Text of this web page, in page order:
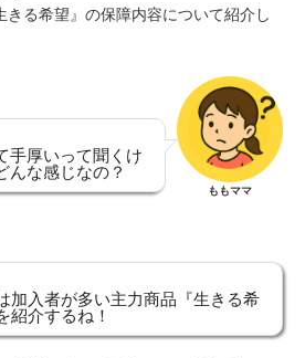
る希望』の保障内容について紹介し
手厚いって聞くけ
んな感じなの？
ももママ
加入者が多い主力商品『生きる希
紹介するね！